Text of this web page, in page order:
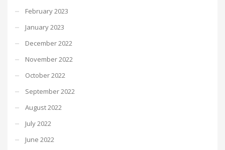
February 2023
January 2023
December 2022
November 2022
October 2022
September 2022
August 2022
July 2022
June 2022